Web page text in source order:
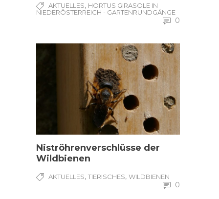
AKTUELLES, HORTUS GIRASOLE IN
NIEDERÖSTERREICH - GARTENRUNDGÄNGE
0
Niströhrenverschlüsse der
Wildbienen
AKTUELLES, TIERISCHES, WILDBIENEN
0